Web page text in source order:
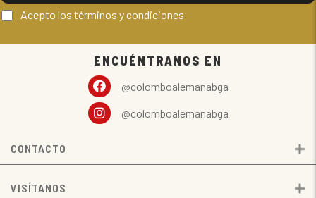
Acepto los términos y condiciones
ENCUÉNTRANOS EN
@colomboalemanabga
@colomboalemanabga
CONTACTO
VISÍTANOS